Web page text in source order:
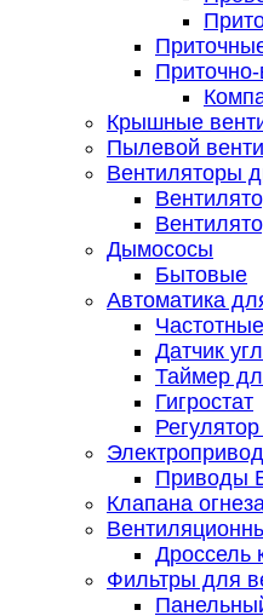
Крышные
Пылевой
Вентиляторы
Дымососы
Бытовые
Автоматика
Датчик
Таймер
Гигростат
Приводы
Клапана
Дроссель
Фильтры для